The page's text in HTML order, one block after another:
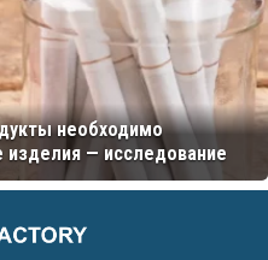
необходимо
изделия — исследование